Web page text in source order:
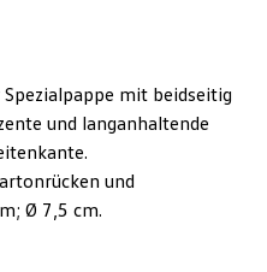
mit beidseitig
und langanhaltende
und
Ø 7,5 cm.